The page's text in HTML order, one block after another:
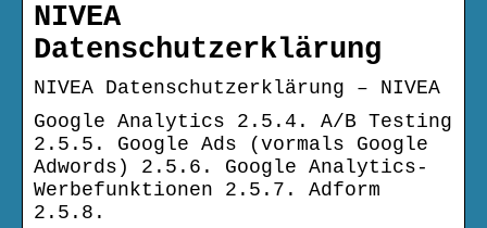
NIVEA
Datenschutzerklärung
NIVEA Datenschutzerklärung – NIVEA
Google Analytics 2.5.4. A/B Testing
2.5.5. Google Ads (vormals Google
Adwords) 2.5.6. Google Analytics-
Werbefunktionen 2.5.7. Adform
2.5.8.